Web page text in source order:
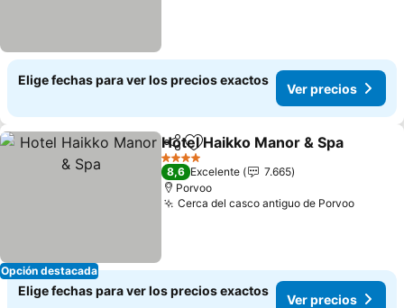
Elige fechas para ver los precios exactos
Ver precios
Opción destacada
CompartirAgregar a favoritos
Hotel Haikko Manor & Spa
4 Estrellas
8,6 Excelente
7.665
Porvoo
Cerca del casco antiguo de Porvoo
Elige fechas para ver los precios exactos
Ver precios